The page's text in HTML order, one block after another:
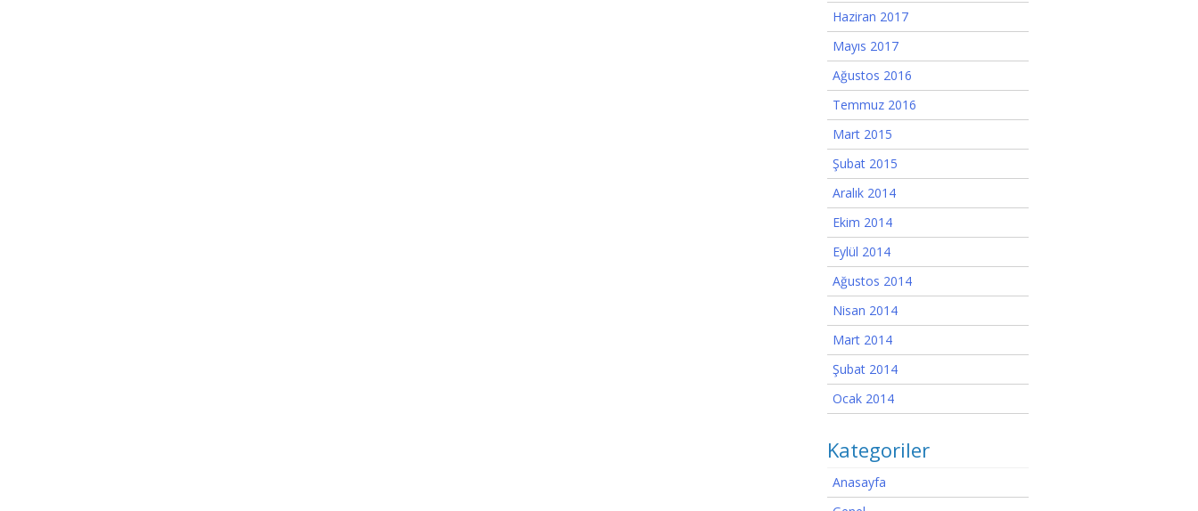
Haziran 2017
Mayıs 2017
Ağustos 2016
Temmuz 2016
Mart 2015
Şubat 2015
Aralık 2014
Ekim 2014
Eylül 2014
Ağustos 2014
Nisan 2014
Mart 2014
Şubat 2014
Ocak 2014
Kategoriler
Anasayfa